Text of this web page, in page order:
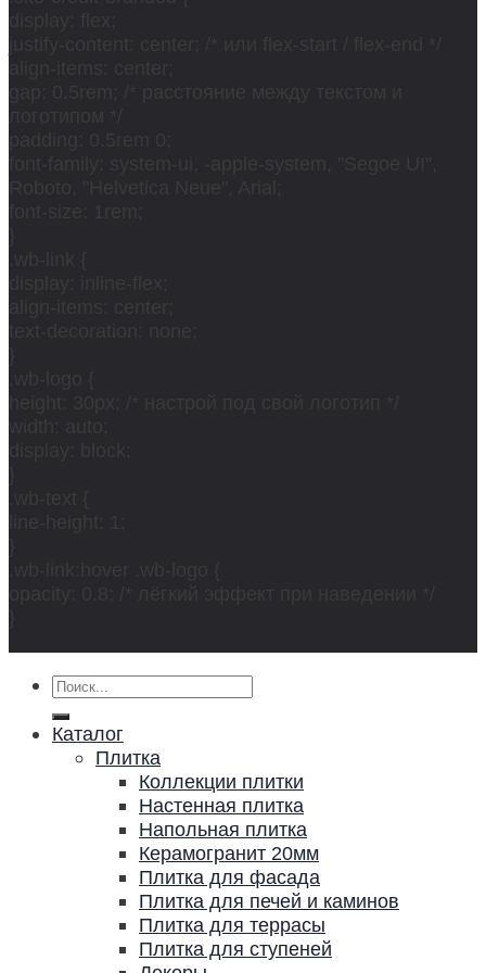
Искать:
Каталог
Плитка
Коллекции плитки
Настенная плитка
Напольная плитка
Керамогранит 20мм
Плитка для фасада
Плитка для печей и каминов
Плитка для террасы
Плитка для ступеней